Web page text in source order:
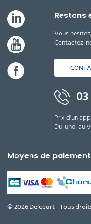
Restons
Vous
Contactez-
Prix d'un
Du lundi au
Moyens de paiement
© 2026 Delcourt - Tous